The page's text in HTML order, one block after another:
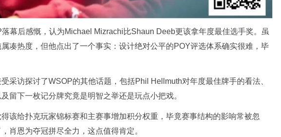
幕后感慨，认为Michael Mizrachi比Shaun Deeb更该拿年度最佳选手奖。虽
凑热度，但他点出了一个事实：设计绝对公平的POY评选体系确实很难，毕
采访探讨了WSOP的其他话题，包括Phil Hellmuth对年度最佳牌手的看法、
留下一枚记分牌究竟是明智之举还是玩点小把戏。
该给扑克玩家锦标赛和主赛事增加积分权重，毕竟赛事结构的影响常被忽
肖恩为夺冠拼尽全力，这点值得肯定。